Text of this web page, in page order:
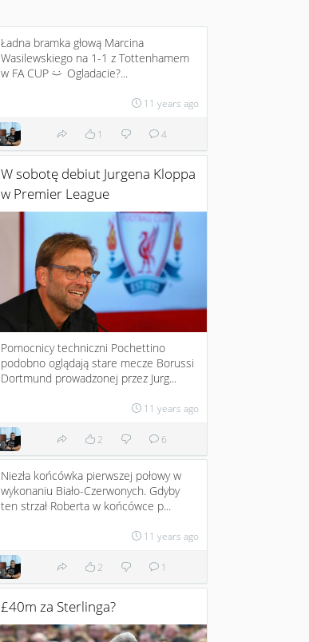
Ładna bramka głową Marcina
Wasilewskiego na 1-1 z Tottenhamem
w FA CUP :) Ogladacie?...
11 years ago
1 4
W sobotę debiut Jurgena Kloppa
w Premier League
Pomocnicy techniczni Pochettino
podobno oglądają stare mecze Borussi
Dortmund prowadzonej przez Jurg...
11 years ago
2 6
Niezła końcówka pierwszej połowy w
wykonaniu Biało-Czerwonych. Gdyby
ten strzał Roberta w końcówce p...
11 years ago
2 1
£40m za Sterlinga?